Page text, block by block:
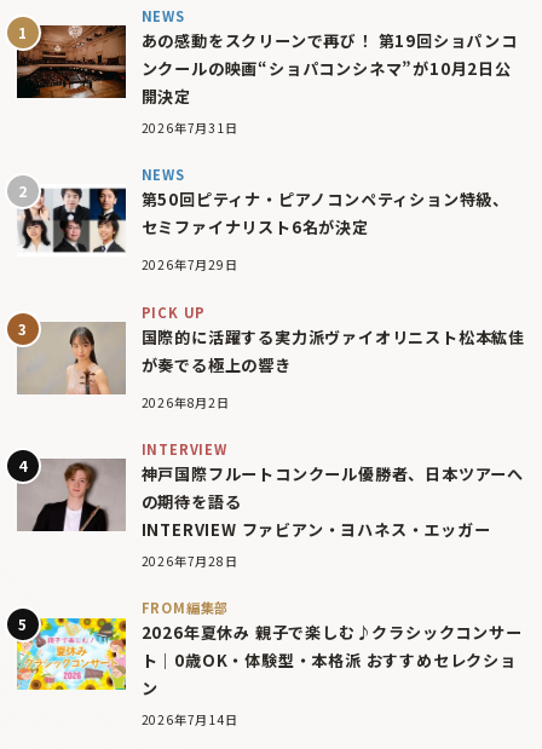
NEWS
あの感動をスクリーンで再び！ 第19回ショパンコ
ンクールの映画“ショパコンシネマ”が10月2日公
開決定
2026年7月31日
NEWS
第50回ピティナ・ピアノコンペティション特級、
セミファイナリスト6名が決定
2026年7月29日
PICK UP
国際的に活躍する実力派ヴァイオリニスト松本紘佳
が奏でる極上の響き
2026年8月2日
INTERVIEW
神戸国際フルートコンクール優勝者、日本ツアーへ
の期待を語る
INTERVIEW ファビアン・ヨハネス・エッガー
2026年7月28日
FROM編集部
2026年夏休み 親子で楽しむ♪クラシックコンサー
ト｜0歳OK・体験型・本格派 おすすめセレクショ
ン
2026年7月14日